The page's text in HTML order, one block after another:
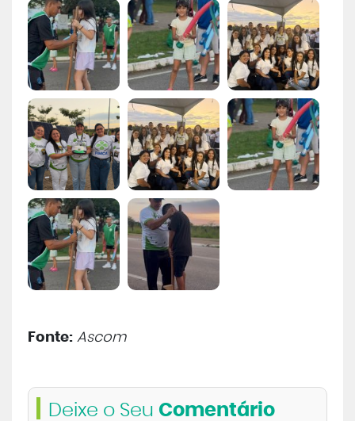
Fonte: Ascom
Deixe o Seu Comentário